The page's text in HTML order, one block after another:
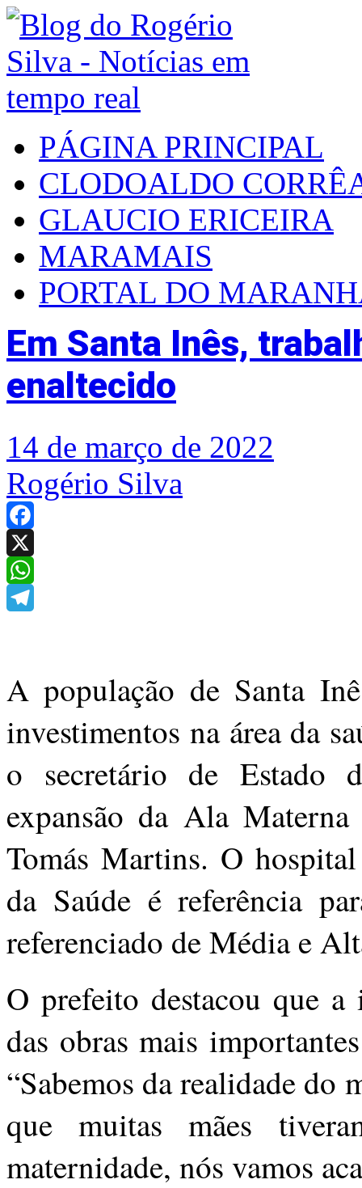
PÁGINA PRINCIPAL
CLODOALDO
GLAUCIO ERICEIRA
MARAMAIS
PORTAL DO
Em Santa Inês,
enaltecido
14 de março de 2022
Rogério Silva
Facebook
X
WhatsApp
A população de Santa
investimentos na área da
o secretário de Estado
expansão da Ala
Tomás Martins. O
da Saúde é referência
referenciado de Média e
O prefeito destacou que a
das obras mais
“Sabemos da realidade
que muitas mães
maternidade, nós vamos